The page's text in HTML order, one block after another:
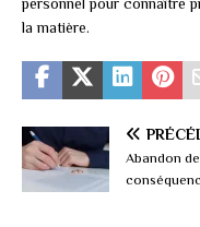
personnel pour connaître
la matière.
Abandon